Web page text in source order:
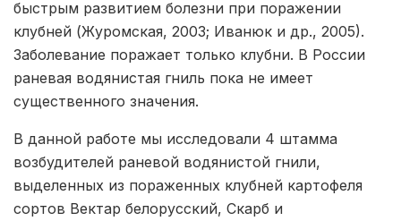
быстрым развитием болезни при поражении
клубней (Журомская, 2003; Иванюк и др., 2005).
Заболевание поражает только клубни. В России
раневая водянистая гниль пока не имеет
существенного значения.
В данной работе мы исследовали 4 штамма
возбудителей раневой водянистой гнили,
выделенных из пораженных клубней картофеля
сортов Вектар белорусский, Скарб и